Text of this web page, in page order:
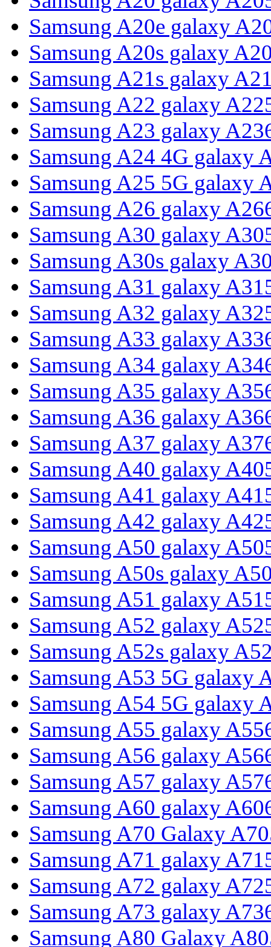
Samsung A20e galaxy
Samsung A20s galaxy
Samsung A21s galaxy
Samsung A22 galaxy
Samsung A23 galaxy
Samsung A24 4G galaxy
Samsung A25 5G galaxy
Samsung A26 galaxy
Samsung A30 galaxy
Samsung A30s galaxy
Samsung A31 galaxy
Samsung A32 galaxy
Samsung A33 galaxy
Samsung A34 galaxy
Samsung A35 galaxy
Samsung A36 galaxy
Samsung A37 galaxy
Samsung A40 galaxy
Samsung A41 galaxy
Samsung A42 galaxy
Samsung A50 galaxy
Samsung A50s galaxy
Samsung A51 galaxy
Samsung A52 galaxy
Samsung A52s galaxy
Samsung A53 5G galaxy
Samsung A54 5G galaxy
Samsung A55 galaxy
Samsung A56 galaxy
Samsung A57 galaxy
Samsung A60 galaxy
Samsung A70 Galaxy
Samsung A71 galaxy
Samsung A72 galaxy
Samsung A73 galaxy
Samsung A80 Galaxy